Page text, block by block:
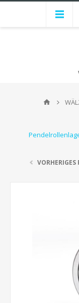
VORHERIGES